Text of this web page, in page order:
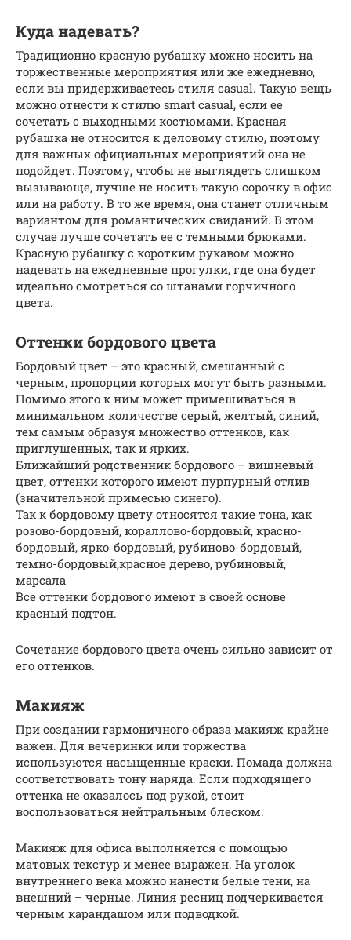
Куда надевать?
Традиционно красную рубашку можно носить на
торжественные мероприятия или же ежедневно,
если вы придерживаетесь стиля casual. Такую вещь
можно отнести к стилю smart casual, если ее
сочетать с выходными костюмами. Красная
рубашка не относится к деловому стилю, поэтому
для важных официальных мероприятий она не
подойдет. Поэтому, чтобы не выглядеть слишком
вызывающе, лучше не носить такую сорочку в офис
или на работу. В то же время, она станет отличным
вариантом для романтических свиданий. В этом
случае лучше сочетать ее с темными брюками.
Красную рубашку с коротким рукавом можно
надевать на ежедневные прогулки, где она будет
идеально смотреться со штанами горчичного
цвета.
Оттенки бордового цвета
Бордовый цвет – это красный, смешанный с
черным, пропорции которых могут быть разными.
Помимо этого к ним может примешиваться в
минимальном количестве серый, желтый, синий,
тем самым образуя множество оттенков, как
приглушенных, так и ярких.
Ближайший родственник бордового – вишневый
цвет, оттенки которого имеют пурпурный отлив
(значительной примесью синего).
Так к бордовому цвету относятся такие тона, как
розово-бордовый, кораллово-бордовый, красно-
бордовый, ярко-бордовый, рубиново-бордовый,
темно-бордовый,красное дерево, рубиновый,
марсала
Все оттенки бордового имеют в своей основе
красный подтон.
Сочетание бордового цвета очень сильно зависит от
его оттенков.
Макияж
При создании гармоничного образа макияж крайне
важен. Для вечеринки или торжества
используются насыщенные краски. Помада должна
соответствовать тону наряда. Если подходящего
оттенка не оказалось под рукой, стоит
воспользоваться нейтральным блеском.
Макияж для офиса выполняется с помощью
матовых текстур и менее выражен. На уголок
внутреннего века можно нанести белые тени, на
внешний – черные. Линия ресниц подчеркивается
черным карандашом или подводкой.